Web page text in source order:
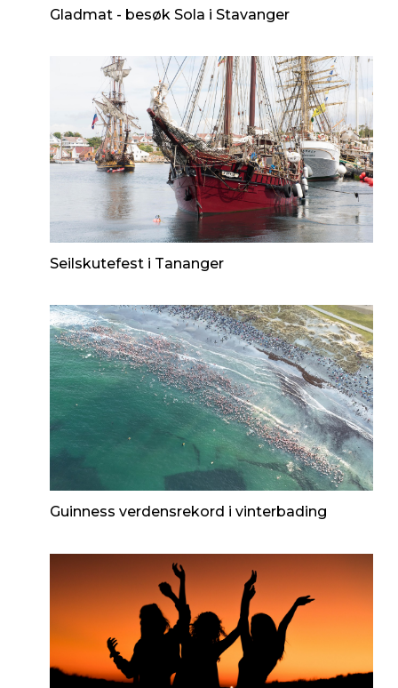
Gladmat - besøk Sola i Stavanger
Seilskutefest i Tananger
Guinness verdensrekord i vinterbading